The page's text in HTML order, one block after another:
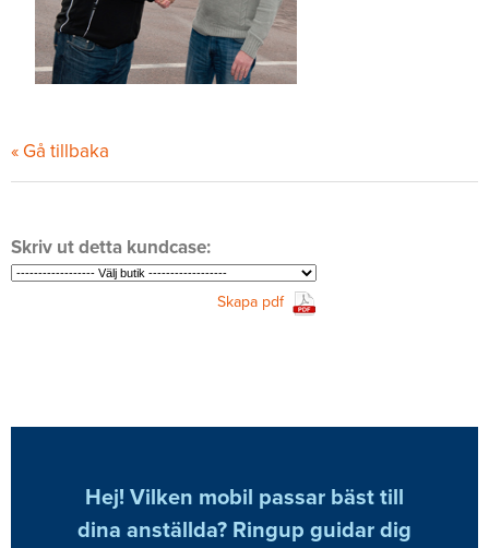
« Gå tillbaka
Skriv ut detta kundcase:
Skapa pdf
Hej! Vilken mobil passar bäst till
dina anställda? Ringup guidar dig